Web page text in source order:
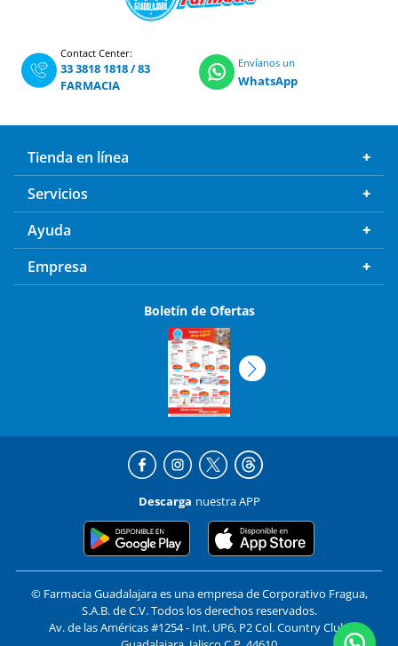
Contact Center:
33 3818 1818/83
FARMACIA
Envíanos un
WhatsApp
Tienda en línea
Servicios
Ayuda
Empresa
Boletín de Ofertas
Descarga nuestra APP
© Farmacia Guadalajara es una empresa de Corporativo Fragua,
S.A.B. de C.V. Todos los derechos reservados.
Av. de las Américas #1254 - Int. UP6, P2 Col. Country Club,